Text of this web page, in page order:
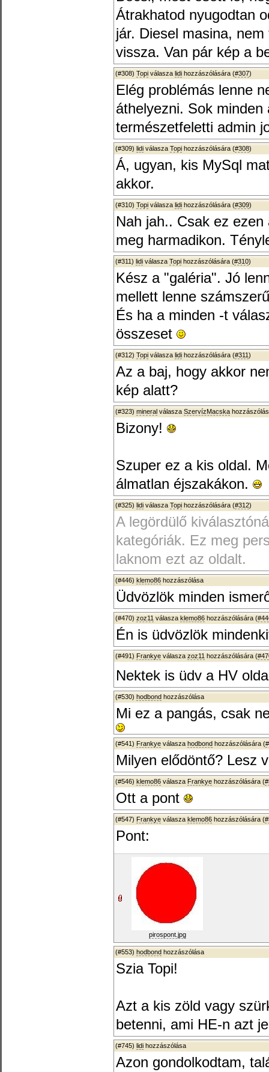
Átrakhatod nyugodtan
jár. Diesel masina,
vissza. Van pár kép a
(#308) Topi válasza lidi hozzászólására (#307)
Elég problémás lenne
áthelyezni. Sok
természetfeletti admin
(#309) lidi válasza Topi hozzászólására (#308)
Á, ugyan, kis MySql
akkor.
(#310) Topi válasza lidi hozzászólására (#309)
Nah jah.. Csak ez
meg harmadikon.
(#311) lidi válasza Topi hozzászólására (#310)
Kész a "galéria". Jó
mellett lenne
És ha a minden -t
összeset
(#312) Topi válasza lidi hozzászólására (#311)
Az a baj, hogy akkor
kép alatt?
(#323) mineral válasza SzervízMacska
Bizony!
Szuper ez a kis oldal.
álmatlan éjszakákon.
(#325) lidi válasza Topi hozzászólására (#312)
A legördülő
kategóriák. Ez meg
laknom ezt az oldalt.
(#446) klemo86 hozzászólása
Üdvözlök minden
(#470) zoz11 válasza klemo86 hozzászólására (
Én is üdvözlök
(#491) Frankye válasza zoz11 hozzászólására (
Nektek is üdv a HV
(#530) hodbond hozzászólása
Mi ez a pangás, csak
(#541) Frankye válasza hodbond hozzászólására (
Milyen elődöntő? Lesz
(#546) klemo86 válasza Frankye hozzászólására (
Ott a pont
(#547) Frankye válasza klemo86 hozzászólására (
Pont:
pirospont.jpg
(#553) hodbond hozzászólása
Szia Topi!
Azt a kis zöld vagy
betenni, ami HE-n azt
(#745) lidi hozzászólása
Azon gondolkodtam,